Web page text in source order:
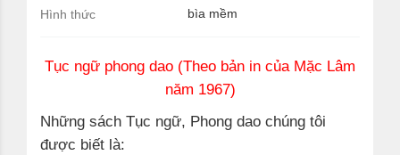
Hình thức
bìa mềm
Tục ngữ phong dao (Theo bản in của Mặc Lâm
năm 1967)
Những sách Tục ngữ, Phong dao chúng tôi
được biết là: